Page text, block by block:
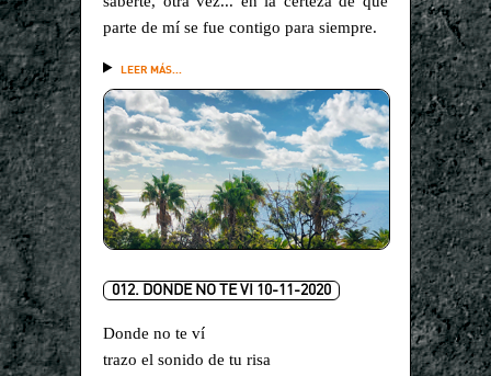
parte de mí se fue contigo para siempre.
LEER MÁS...
012. DONDE NO TE VI 10-11-2020
Donde no te ví
trazo el sonido de tu risa